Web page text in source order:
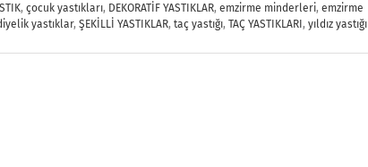
, çocuk yastıkları, DEKORATİF YASTIKLAR, emzirme minderleri, emzirme
yastıklar, ŞEKİLLİ YASTIKLAR, taç yastığı, TAÇ YASTIKLARI, yıldız yastığı